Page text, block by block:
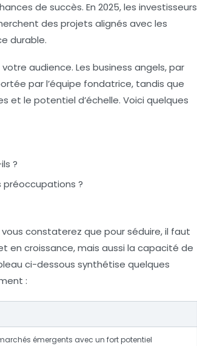
de succès. En 2025, les investisseurs
des projets alignés avec les
durable.
audience. Les business angels, par
par l’équipe fondatrice, tandis que
et le potentiel d’échelle. Voici quelques
?
?
vous constaterez que pour séduire, il faut
croissance, mais aussi la capacité de
ci-dessous synthétise quelques
:
émergents avec un fort potentiel